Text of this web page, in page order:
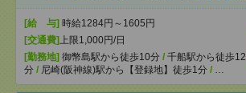
[給 与] 時給1284円～1605円
[交通費] 上限1,000円/日
[勤務地] 御幣島駅から徒歩10分 / 千船駅から徒歩12
分 / 尼崎(阪神線)駅から【登録地】徒歩1分 / …